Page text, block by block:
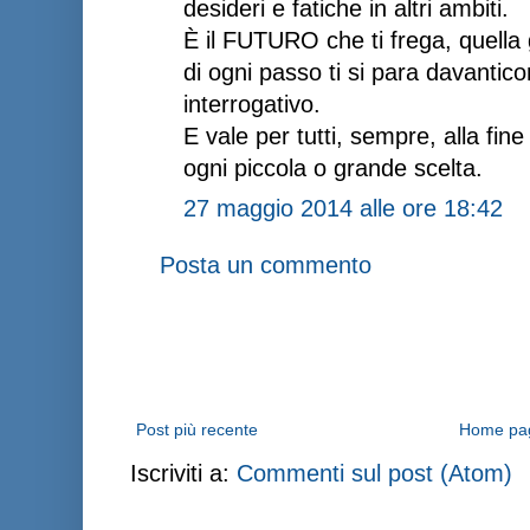
desideri e fatiche in altri ambiti.
È il FUTURO che ti frega,
di ogni passo ti si para
interrogativo.
E vale per tutti, sempre, alla
ogni piccola o grande scelta.
27 maggio 2014 alle ore 18:42
Posta un commento
Post più recente Home
Iscriviti a: Commenti sul post (Atom)